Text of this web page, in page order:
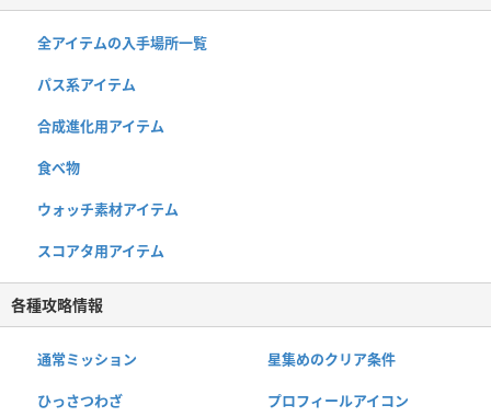
全アイテムの入手場所一覧
パス系アイテム
合成進化用アイテム
食べ物
ウォッチ素材アイテム
スコアタ用アイテム
各種攻略情報
通常ミッション 星集めのクリア条件
ひっさつわざ プロフィールアイコン